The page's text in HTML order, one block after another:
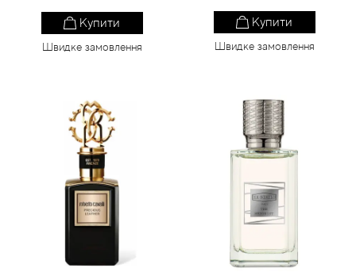
Купити
Швидке замовлення
Купити
Швидке замовлення